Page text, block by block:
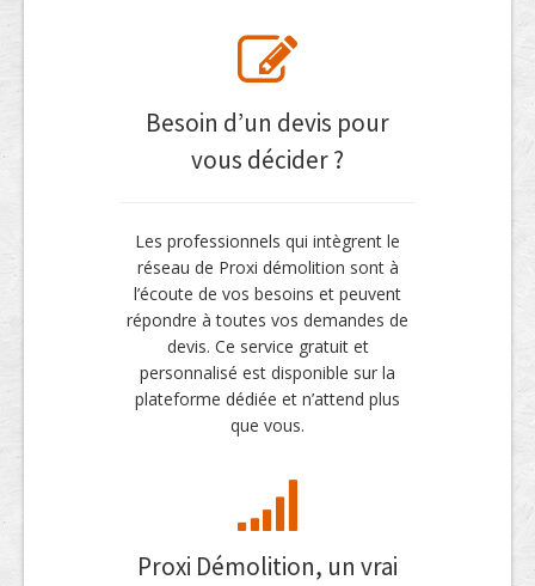
Besoin d’un devis pour
vous décider ?
Les professionnels qui intègrent le
réseau de Proxi démolition sont à
l’écoute de vos besoins et peuvent
répondre à toutes vos demandes de
devis. Ce service gratuit et
personnalisé est disponible sur la
plateforme dédiée et n’attend plus
que vous.
Proxi Démolition, un vrai